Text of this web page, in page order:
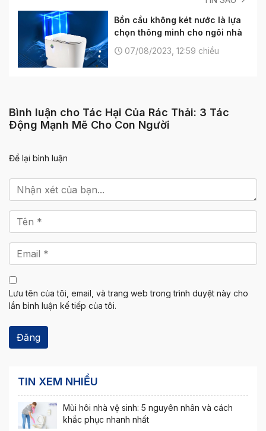
Bồn cầu không két nước là lựa
chọn thông minh cho ngôi nhà
07/08/2023, 12:59 chiều
Bình luận cho Tác Hại Của Rác Thải: 3 Tác
Động Mạnh Mẽ Cho Con Người
Để lại bình luận
Lưu tên của tôi, email, và trang web trong trình duyệt này cho
lần bình luận kế tiếp của tôi.
TIN XEM NHIỀU
Mùi hôi nhà vệ sinh: 5 nguyên nhân và cách
khắc phục nhanh nhất